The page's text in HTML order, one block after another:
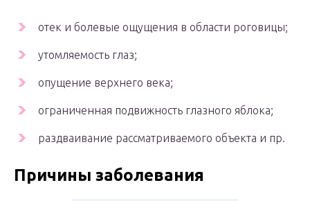
отек и болевые ощущения в области роговицы;
утомляемость глаз;
опущение верхнего века;
ограниченная подвижность глазного яблока;
раздваивание рассматриваемого объекта и пр.
Причины заболевания